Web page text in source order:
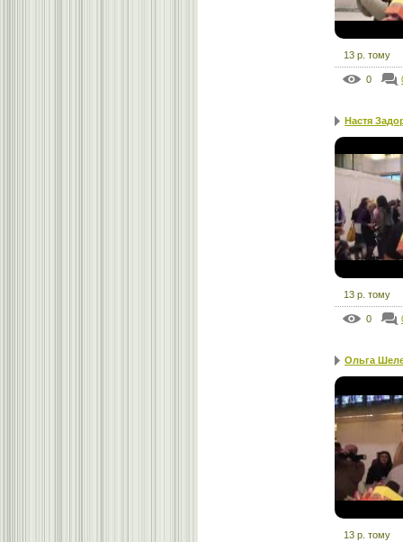
13 р. тому
0
Настя
13 р. тому
0
Ольга
13 р. тому